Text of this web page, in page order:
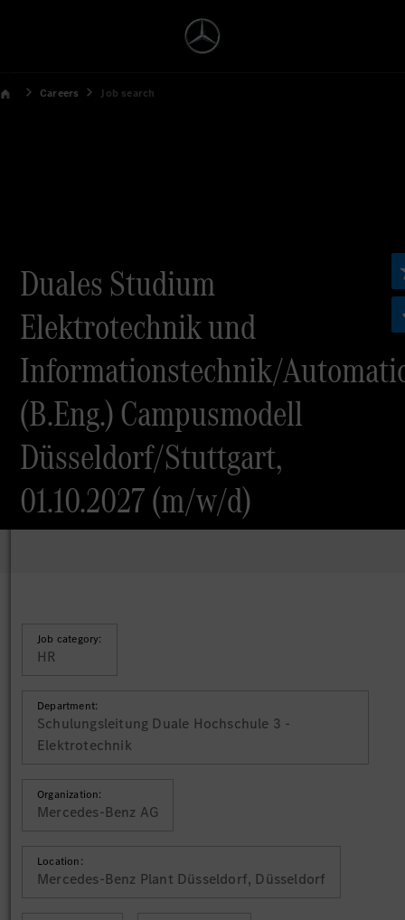
Careers Job search
Duales Studium
Elektrotechnik und
Informationstechnik/
(B.Eng.) Campusmodell
Düsseldorf/Stuttgart,
01.10.2027 (m/w/d)
Job category:
HR
Department:
Schulungsleitung Duale Hochschule 3 -
Elektrotechnik
Organization:
Mercedes-Benz AG
Location:
Mercedes-Benz Plant Düsseldorf, Düsseldorf